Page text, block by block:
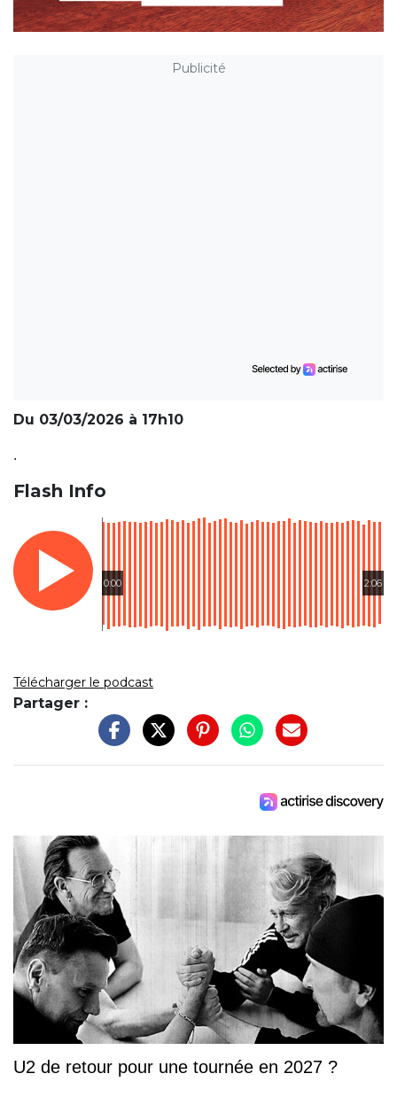
Publicité
Du 03/03/2026 à 17h10
.
Flash Info
0:00 2:06
Télécharger le podcast
Partager :
U2 de retour pour une tournée en 2027 ?